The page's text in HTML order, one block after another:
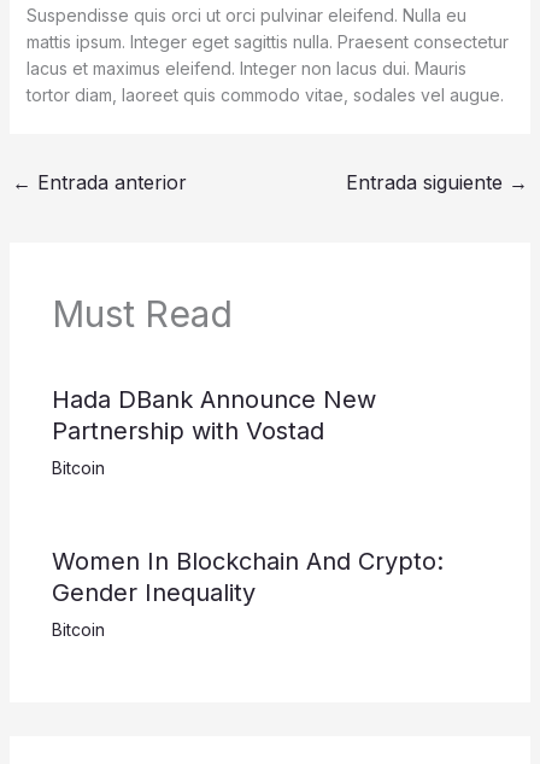
Suspendisse quis orci ut orci pulvinar eleifend. Nulla eu
mattis ipsum. Integer eget sagittis nulla. Praesent consectetur
lacus et maximus eleifend. Integer non lacus dui. Mauris
tortor diam, laoreet quis commodo vitae, sodales vel augue.
← Entrada anterior Entrada siguiente →
Must Read
Hada DBank Announce New
Partnership with Vostad
Bitcoin
Women In Blockchain And Crypto:
Gender Inequality
Bitcoin